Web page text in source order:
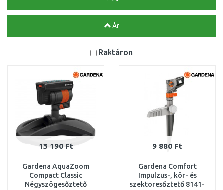
Ár
Raktáron
13 190 Ft
Gardena AquaZoom
Compact Classic
Négyszögesőztető
9 880 Ft
Gardena Comfort
Impulzus-, kör- és
szektoresőztető 8141-